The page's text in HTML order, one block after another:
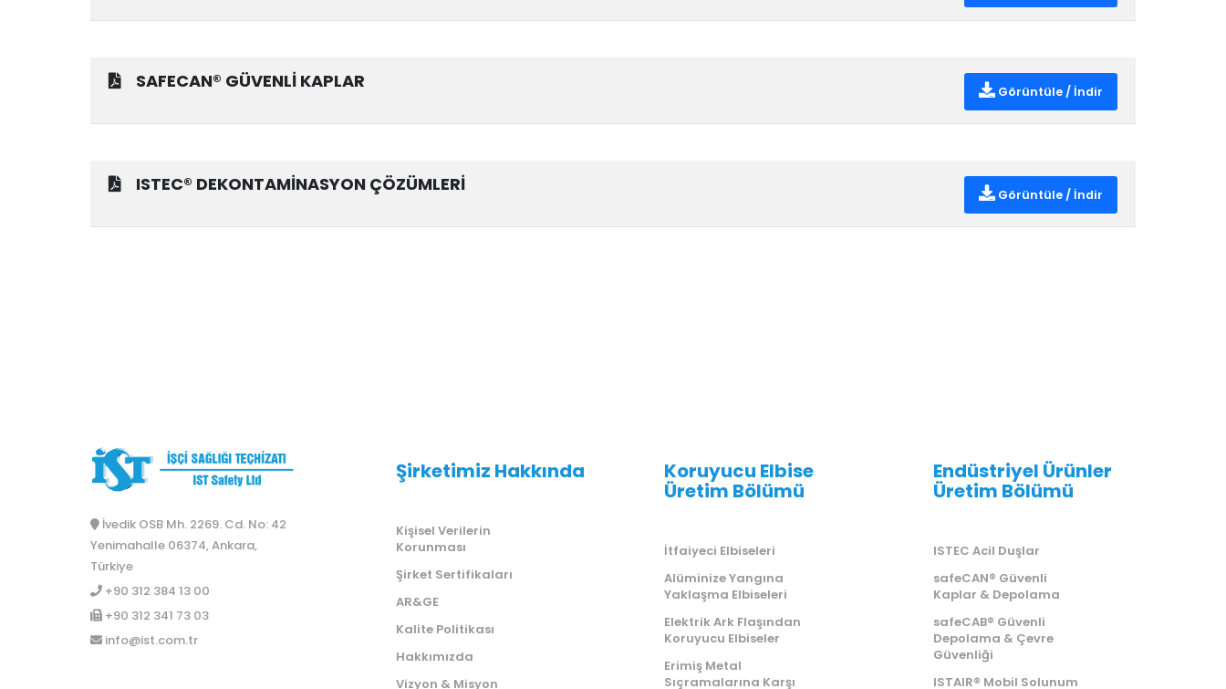
SAFECAN® GÜVENLİ KAPLAR Görüntüle / İndir
ISTEC® DEKONTAMİNASYON ÇÖZÜMLERİ Görüntüle / İndir
İvedik OSB Mh. 2269. Cd. No: 42
Yenimahalle 06374, Ankara,
Türkiye
+90 312 384 13 00
+90 312 341 73 03
info@ist.com.tr
Şirketimiz Hakkında
Kişisel Verilerin
Korunması
Şirket Sertifikaları
AR&GE
Kalite Politikası
Hakkımızda
Vizyon & Misyon
Koruyucu Elbise
Üretim Bölümü
İtfaiyeci Elbiseleri
Alüminize Yangına
Yaklaşma Elbiseleri
Elektrik Ark Flaşından
Koruyucu Elbiseler
Erimiş Metal
Sıçramalarına Karşı
Endüstriyel Ürünler
Üretim Bölümü
ISTEC Acil Duşlar
safeCAN® Güvenli
Kaplar & Depolama
safeCAB® Güvenli
Depolama & Çevre
Güvenliği
ISTAIR® Mobil Solunum